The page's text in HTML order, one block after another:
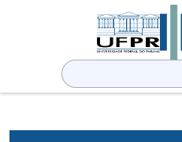
Pesquisar
por: